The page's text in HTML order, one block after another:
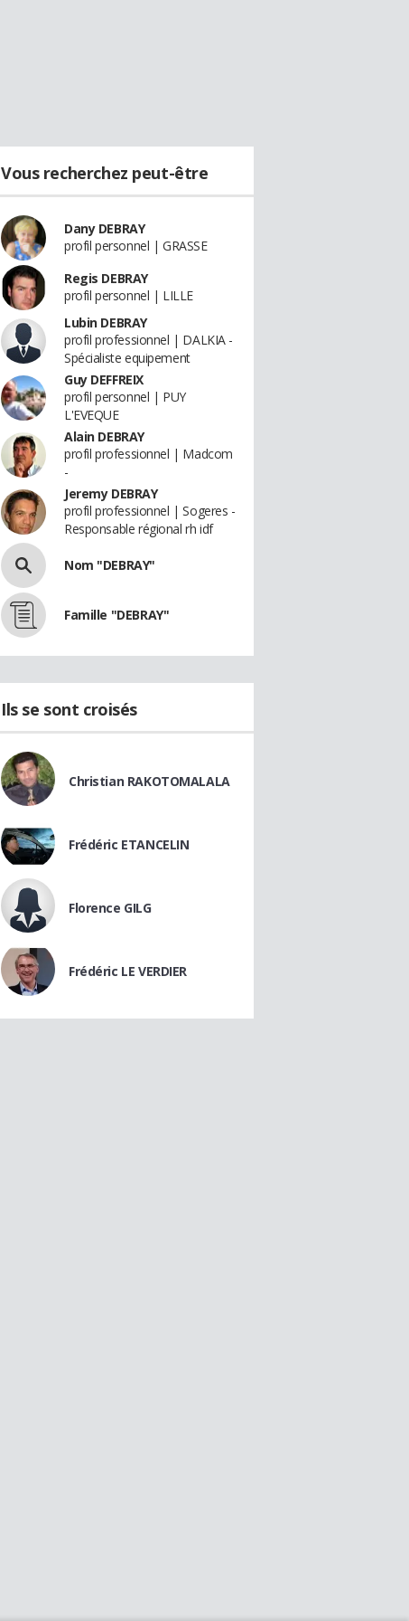
Vous recherchez peut-être
Dany DEBRAY
profil personnel | GRASSE
Regis DEBRAY
profil personnel | LILLE
Lubin DEBRAY
profil professionnel | DALKIA -
Spécialiste equipement
Guy DEFFREIX
profil personnel | PUY
L'EVEQUE
Alain DEBRAY
profil professionnel | Madcom
-
Jeremy DEBRAY
profil professionnel | Sogeres -
Responsable régional rh idf
Nom "DEBRAY"
Famille "DEBRAY"
Ils se sont croisés
Christian RAKOTOMALALA
Frédéric ETANCELIN
Florence GILG
Frédéric LE VERDIER